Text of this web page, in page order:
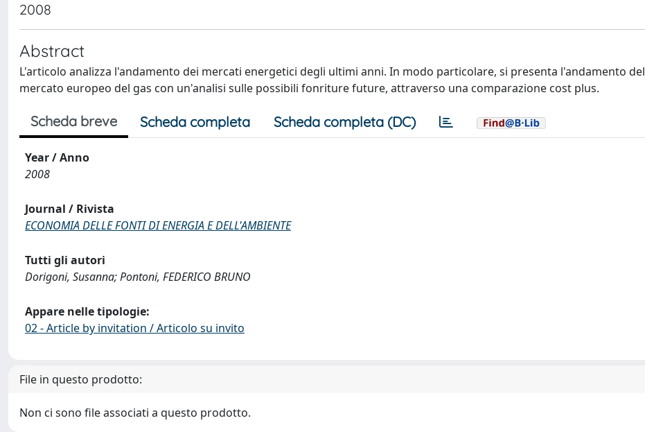
2008
Abstract
L'articolo analizza l'andamento dei mercati energetici degli ultimi anni. In modo particolare, si presenta l'andamento del
mercato europeo del gas con un'analisi sulle possibili fonriture future, attraverso una comparazione cost plus.
Scheda breve Scheda completa Scheda completa (DC)
Year / Anno
2008
Journal / Rivista
ECONOMIA DELLE FONTI DI ENERGIA E DELL'AMBIENTE
Tutti gli autori
Dorigoni, Susanna; Pontoni, FEDERICO BRUNO
Appare nelle tipologie:
02 - Article by invitation / Articolo su invito
File in questo prodotto:
Non ci sono file associati a questo prodotto.